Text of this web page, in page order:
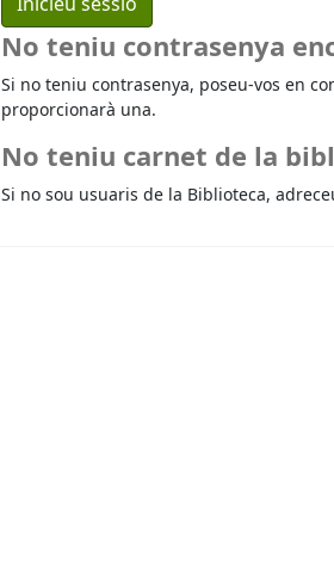
No teniu contrasenya
Si no teniu contrasenya, poseu-vos en
proporcionarà una.
No teniu carnet de la
Si no sou usuaris de la Biblioteca,